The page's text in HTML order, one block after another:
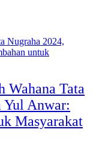
Wahana Tata
Yul Anwar:
Masyarakat